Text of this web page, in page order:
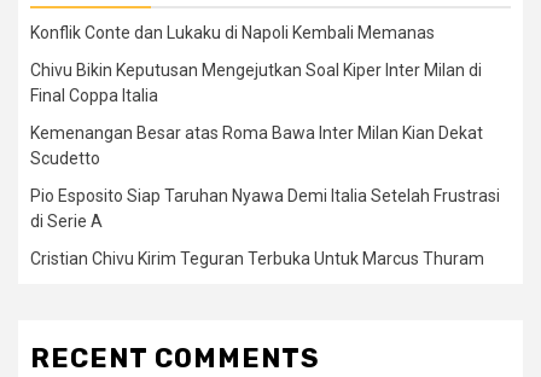
Konflik Conte dan Lukaku di Napoli Kembali Memanas
Chivu Bikin Keputusan Mengejutkan Soal Kiper Inter Milan di
Final Coppa Italia
Kemenangan Besar atas Roma Bawa Inter Milan Kian Dekat
Scudetto
Pio Esposito Siap Taruhan Nyawa Demi Italia Setelah Frustrasi
di Serie A
Cristian Chivu Kirim Teguran Terbuka Untuk Marcus Thuram
RECENT COMMENTS